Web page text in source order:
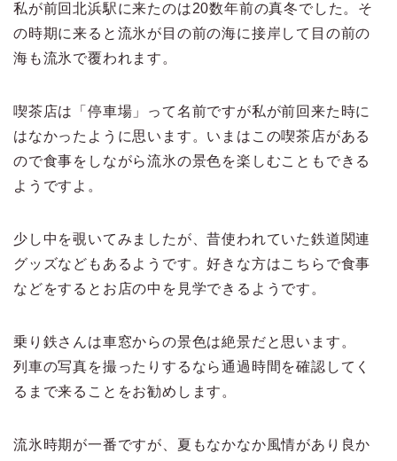
私が前回北浜駅に来たのは20数年前の真冬でした。そ
の時期に来ると流氷が目の前の海に接岸して目の前の
海も流氷で覆われます。
喫茶店は「停車場」って名前ですが私が前回来た時に
はなかったように思います。いまはこの喫茶店がある
ので食事をしながら流氷の景色を楽しむこともできる
ようですよ。
少し中を覗いてみましたが、昔使われていた鉄道関連
グッズなどもあるようです。好きな方はこちらで食事
などをするとお店の中を見学できるようです。
乗り鉄さんは車窓からの景色は絶景だと思います。
列車の写真を撮ったりするなら通過時間を確認してく
るまで来ることをお勧めします。
流氷時期が一番ですが、夏もなかなか風情があり良か